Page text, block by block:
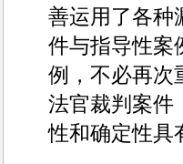
善运用了各种
件与指导性案
例，不必再次
法官裁判案件
性和确定性具